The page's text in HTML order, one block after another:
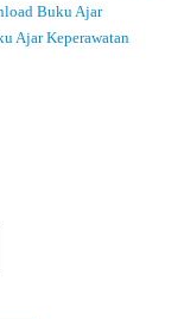
Buku Ajar
Ajar Keperawatan